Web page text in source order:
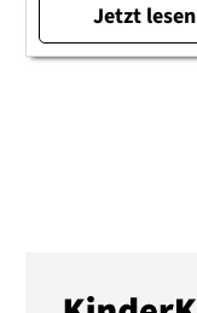
Jetzt lesen